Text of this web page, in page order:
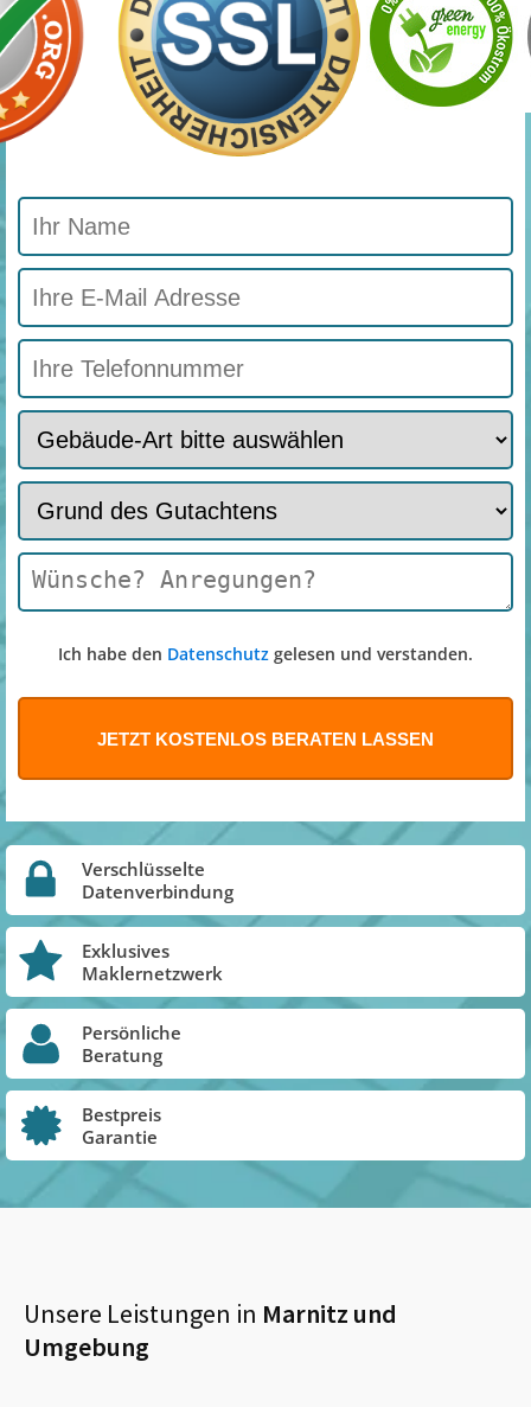
Ich habe den Datenschutz gelesen und verstanden.
Verschlüsselte
Datenverbindung
Exklusives
Maklernetzwerk
Persönliche
Beratung
Bestpreis
Garantie
Unsere Leistungen in Marnitz und
Umgebung